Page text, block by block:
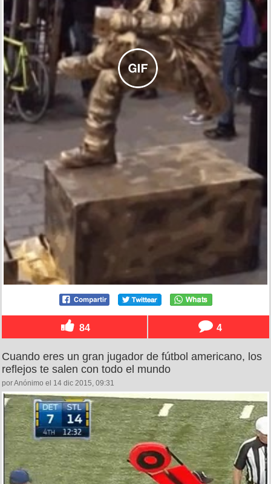
84 4
Cuando eres un gran jugador de fútbol americano, los
reflejos te salen con todo el mundo
por Anónimo el 14 dic 2015, 09:31